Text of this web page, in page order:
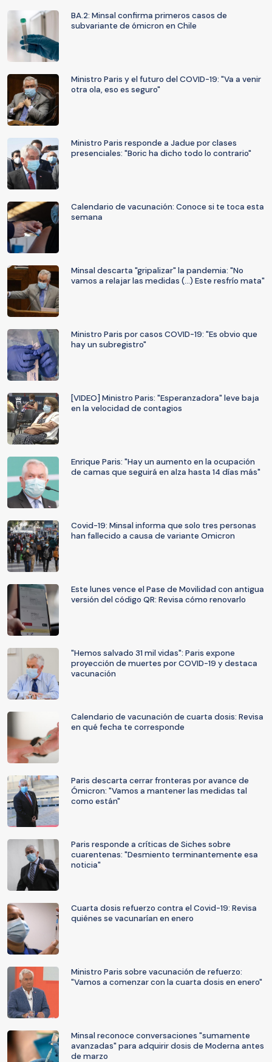
BA.2: Minsal confirma primeros casos de
subvariante de ómicron en Chile
Ministro Paris y el futuro del COVID-19: "Va a venir
otra ola, eso es seguro"
Ministro Paris responde a Jadue por clases
presenciales: "Boric ha dicho todo lo contrario"
Calendario de vacunación: Conoce si te toca esta
semana
Minsal descarta "gripalizar" la pandemia: "No
vamos a relajar las medidas (...) Este resfrío mata"
Ministro Paris por casos COVID-19: "Es obvio que
hay un subregistro"
[VIDEO] Ministro Paris: "Esperanzadora" leve baja
en la velocidad de contagios
Enrique Paris: "Hay un aumento en la ocupación
de camas que seguirá en alza hasta 14 días más"
Covid-19: Minsal informa que solo tres personas
han fallecido a causa de variante Omicron
Este lunes vence el Pase de Movilidad con antigua
versión del código QR: Revisa cómo renovarlo
"Hemos salvado 31 mil vidas": Paris expone
proyección de muertes por COVID-19 y destaca
vacunación
Calendario de vacunación de cuarta dosis: Revisa
en qué fecha te corresponde
Paris descarta cerrar fronteras por avance de
Ómicron: "Vamos a mantener las medidas tal
como están"
Paris responde a críticas de Siches sobre
cuarentenas: "Desmiento terminantemente esa
noticia"
Cuarta dosis refuerzo contra el Covid-19: Revisa
quiénes se vacunarían en enero
Ministro Paris sobre vacunación de refuerzo:
"Vamos a comenzar con la cuarta dosis en enero"
Minsal reconoce conversaciones "sumamente
avanzadas" para adquirir dosis de Moderna antes
de marzo